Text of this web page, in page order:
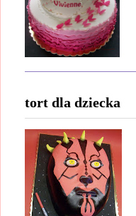
tort dla dziecka